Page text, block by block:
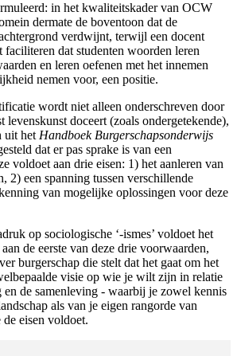
in het kwaliteitskader van OCW
dermate de boventoon dat de
verdwijnt, terwijl een docent
faciliteren dat studenten woorden leren
en leren oefenen met het innemen
nemen voor, een positie.
wordt niet alleen onderschreven door
levenskunst doceert (zoals ondergetekende),
uit hetHandboek Burgerschapsonderwijs
dat er pas sprake is van een
voldoet aan drie eisen: 1) het aanleren van
2) een spanning tussen verschillende
van mogelijke oplossingen voor deze
op sociologische ‘-ismes’ voldoet het
de eerste van deze drie voorwaarden,
burgerschap die stelt dat het gaat om het
visie op wie je wilt zijn in relatie
de samenleving - waarbij je zowel kennis
als van je eigen rangorde van
eisen voldoet.